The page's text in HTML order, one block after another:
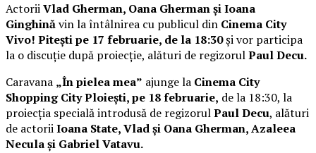
ActoriiVlad Gherman, Oana Gherman și Ioana
Ginghinăvin la întâlnirea cu publicul din Cinema City
Vivo! Pitești pe 17 februarie, de la 18:30și vor participa
la o discuție după proiecție, alături de regizorulPaul Decu.
Caravana „În pielea mea” ajunge la Cinema City
Shopping City Ploiești, pe 18 februarie, de la 18:30, la
proiecția specială introdusă de regizorulPaul Decu, alături
de actoriiIoana State, Vlad și Oana Gherman, Azaleea
Necula și Gabriel Vatavu.